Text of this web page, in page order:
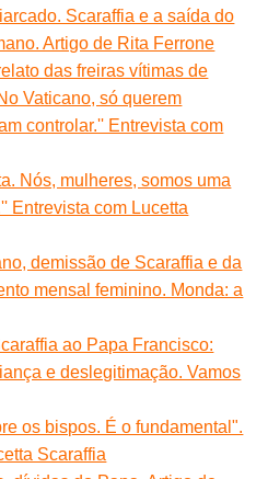
Scaraffia e a saída do
Artigo de Rita Ferrone
das freiras vítimas de
Vaticano, só querem
controlar.'' Entrevista com
Nós, mulheres, somos uma
Entrevista com Lucetta
demissão de Scaraffia e da
mensal feminino. Monda: a
ao Papa Francisco:
e deslegitimação. Vamos
os bispos. É o fundamental".
Scaraffia